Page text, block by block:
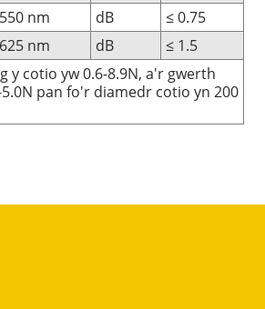
nm dB
≤ 0.75
nm
dB
≤ 1.5
y cotio yw 0.6-8.9N, a'r gwerth
pan fo'r diamedr cotio yn 200